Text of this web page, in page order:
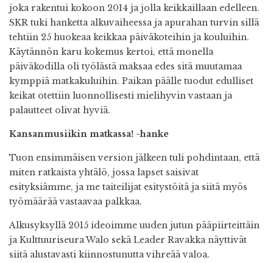
joka rakentui kokoon 2014 ja jolla keikkaillaan edelleen.
SKR tuki hanketta alkuvaiheessa ja apurahan turvin sillä
tehtiin 25 huokeaa keikkaa päiväkoteihin ja kouluihin.
Käytännön karu kokemus kertoi, että monella
päiväkodilla oli työlästä maksaa edes sitä muutamaa
kymppiä matkakuluihin. Paikan päälle tuodut edulliset
keikat otettiin luonnollisesti mielihyvin vastaan ja
palautteet olivat hyviä.
Kansanmusiikin matkassa! -hanke
Tuon ensimmäisen version jälkeen tuli pohdintaan, että
miten ratkaista yhtälö, jossa lapset saisivat
esityksiämme, ja me taiteilijat esitystöitä ja siitä myös
työmäärää vastaavaa palkkaa.
Alkusyksyllä 2015 ideoimme uuden jutun pääpiirteittäin
ja Kulttuuriseura Walo sekä Leader Ravakka näyttivät
siitä alustavasti kiinnostunutta vihreää valoa.